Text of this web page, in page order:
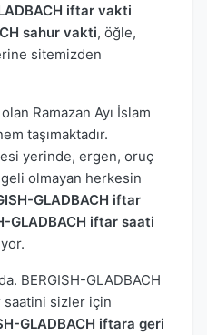
iftar vakti
sahur vakti, öğle,
sitemizden
Ramazan Ayı İslam
taşımaktadır.
yerinde, ergen, oruç
olmayan herkesin
GLADBACH iftar
GLADBACH iftar saati
BERGISH-GLADBACH
sizler için
GLADBACH iftara geri